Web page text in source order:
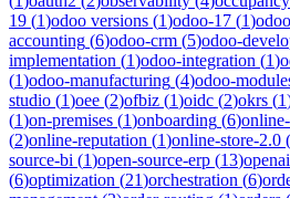
19 (1)odoo versions (1)odoo-17 (1)
accounting (6)odoo-crm (5)odoo-
implementation (1)odoo-integration (1)
(1)odoo-manufacturing (4)odoo-
studio (1)oee (2)ofbiz (1)oidc (2)okrs (1
(1)on-premises (1)onboarding (6)
(2)online-reputation (1)online-store-2.0 (
source-bi (1)open-source-erp (13)openai
(6)optimization (21)orchestration (6)